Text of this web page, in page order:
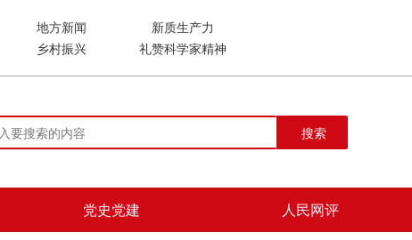
地方新闻
新质生产力
乡村振兴 礼赞科学家精神
搜索
党史党建 人民网评